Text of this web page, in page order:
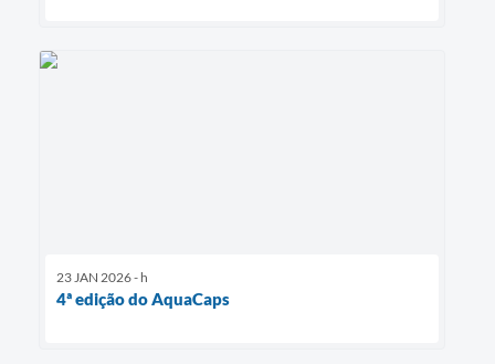
23 JAN 2026 - h
4ª edição do AquaCaps